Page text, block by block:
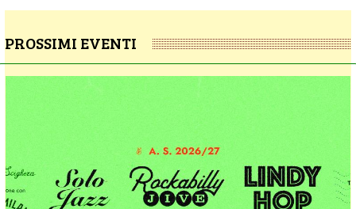
PROSSIMI EVENTI